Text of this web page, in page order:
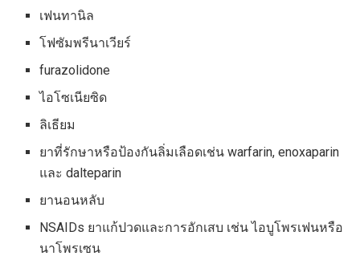
เฟนทานิล
โฟซัมพรีนาเวียร์
furazolidone
ไอโซเนียซิด
ลิเธียม
ยาที่รักษาหรือป้องกันลิ่มเลือดเช่น warfarin, enoxaparin
และ dalteparin
ยานอนหลับ
NSAIDs ยาแก้ปวดและการอักเสบ เช่น ไอบูโพรเฟนหรือ
นาโพรเซน